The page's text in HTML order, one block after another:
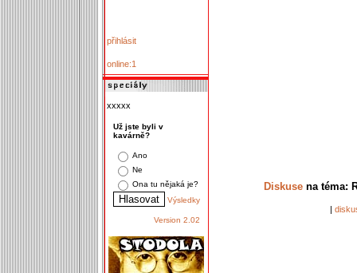
přihlásit
online:1
xxxxx
Už jste byli v
kavárně?
Ano
Ne
Ona tu nějaká je?
Výsledky
Version 2.02
Diskusena téma:
|